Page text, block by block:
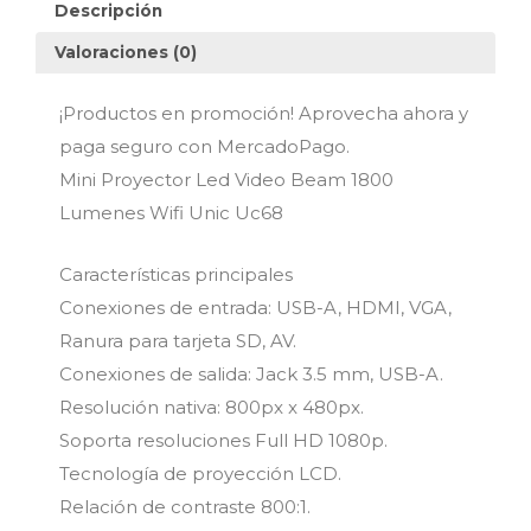
Unic
Uc68
Descripción
Valoraciones (0)
¡Productos en promoción! Aprovecha ahora y
paga seguro con MercadoPago.
Mini Proyector Led Video Beam 1800
Lumenes Wifi Unic Uc68
Características principales
Conexiones de entrada: USB-A, HDMI, VGA,
Ranura para tarjeta SD, AV.
Conexiones de salida: Jack 3.5 mm, USB-A.
Resolución nativa: 800px x 480px.
Soporta resoluciones Full HD 1080p.
Tecnología de proyección LCD.
Relación de contraste 800:1.